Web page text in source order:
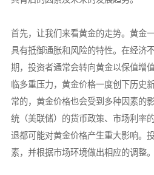
首先，让我们来看黄金的走势。黄金
具有抵御通胀和风险的特性。在经济
期，投资者通常会转向黄金以保值增
临多重压力，黄金价格一度创下历史
常的，黄金价格也会受到多种因素的
统（美联储）的货币政策、市场利率
退都可能对黄金价格产生重大影响。
素，并根据市场环境做出相应的调整。